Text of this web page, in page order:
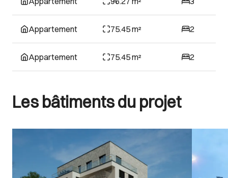
Appartement 75.45 m² 2
Appartement 75.45 m² 2
Les bâtiments du projet